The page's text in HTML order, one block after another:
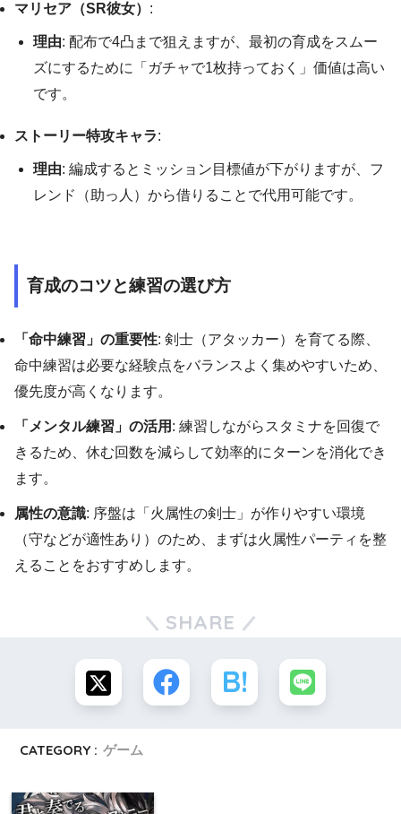
マリセア（SR彼女） :
理由: 配布で4凸まで狙えますが、最初の育成をスムー
ズにするために「ガチャで1枚持っておく」価値は高い
です。
ストーリー特攻キャラ:
理由: 編成するとミッション目標値が下がりますが、フ
レンド（助っ人）から借りることで代用可能です。
育成のコツと練習の選び方
「命中練習」の重要性: 剣士（アタッカー）を育てる際、
命中練習は必要な経験点をバランスよく集めやすいため、
優先度が高くなります。
「メンタル練習」の活用 : 練習しながらスタミナを回復で
きるため、休む回数を減らして効率的にターンを消化でき
ます。
属性の意識: 序盤は「火属性の剣士」が作りやすい環境
（守などが適性あり）のため、まずは火属性パーティを整
えることをおすすめします。
SHARE
CATEGORY : ゲーム